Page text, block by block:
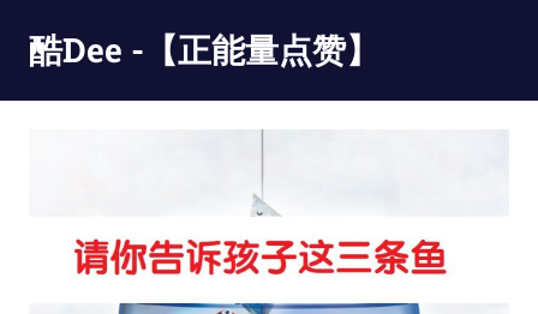
content
酷Dee -【正能量点赞】